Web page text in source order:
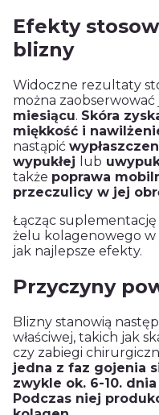
Efekty
blizny
Widoczne rezultaty
można zaobserwować
miesiącu. Skóra
miękkość i
nastąpić
wypukłej
lub
także poprawa
przeczulicy w jej
Łącząc
żelu kolagenowego w
jak najlepsze efekty.
Przyczyny
Blizny stanowią
właściwej, takich jak
czy zabiegi
jedna z faz gojenia
zwykle ok. 6-10.
Podczas niej